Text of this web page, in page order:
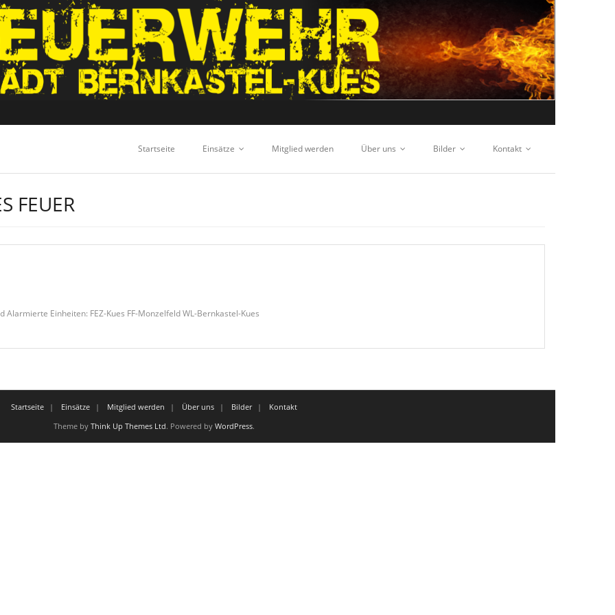
Startseite Einsätze Mitglied werden Über uns Bilder Kontakt
FEUER
Einheiten: FEZ-Kues FF-Monzelfeld WL-Bernkastel-Kues
Startseite Einsätze Mitglied werden Über uns Bilder
Kontakt
Theme by Think Up Themes Ltd. Powered by WordPress.